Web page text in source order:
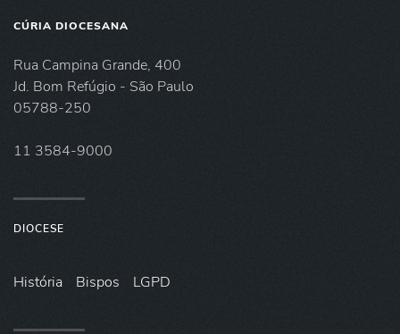
CÚRIA DIOCESANA
Rua Campina Grande, 400
Jd. Bom Refúgio - São Paulo
05788-250
11 3584-9000
DIOCESE
História Bispos LGPD